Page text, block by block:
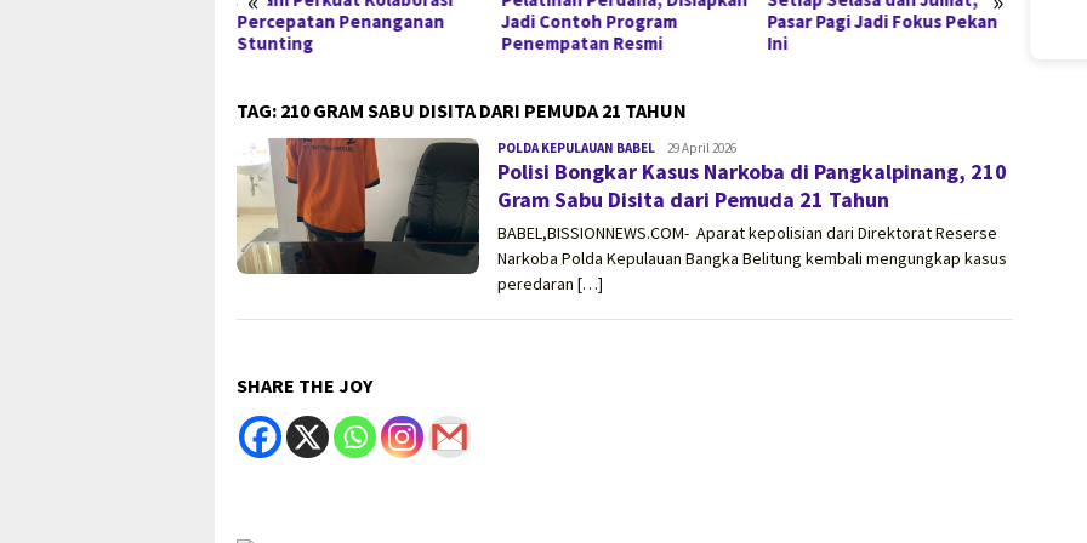
Percepatan Penanganan
Stunting
Jadi Contoh Program
Penempatan Resmi
Pasar Pagi Jadi Fokus Pekan
Ini
TAG: 210 GRAM SABU DISITA DARI PEMUDA 21 TAHUN
POLDA KEPULAUAN BABEL vissionnews.com
29 April 2026
Polisi Bongkar Kasus Narkoba di Pangkalpinang, 210
Gram Sabu Disita dari Pemuda 21 Tahun
BABEL,BISSIONNEWS.COM- Aparat kepolisian dari Direktorat Reserse
Narkoba Polda Kepulauan Bangka Belitung kembali mengungkap kasus
peredaran […]
SHARE THE JOY